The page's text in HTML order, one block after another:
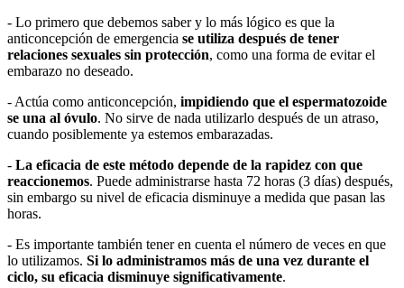
- Lo primero que debemos saber y lo más lógico es que la
anticoncepción de emergencia se utiliza después de tener
relaciones sexuales sin protección, como una forma de evitar el
embarazo no deseado.
- Actúa como anticoncepción, impidiendo que el espermatozoide
se una al óvulo. No sirve de nada utilizarlo después de un atraso,
cuando posiblemente ya estemos embarazadas.
- La eficacia de este método depende de la rapidez con que
reaccionemos. Puede administrarse hasta 72 horas (3 días) después,
sin embargo su nivel de eficacia disminuye a medida que pasan las
horas.
- Es importante también tener en cuenta el número de veces en que
lo utilizamos. Si lo administramos más de una vez durante el
ciclo, su eficacia disminuye significativamente.